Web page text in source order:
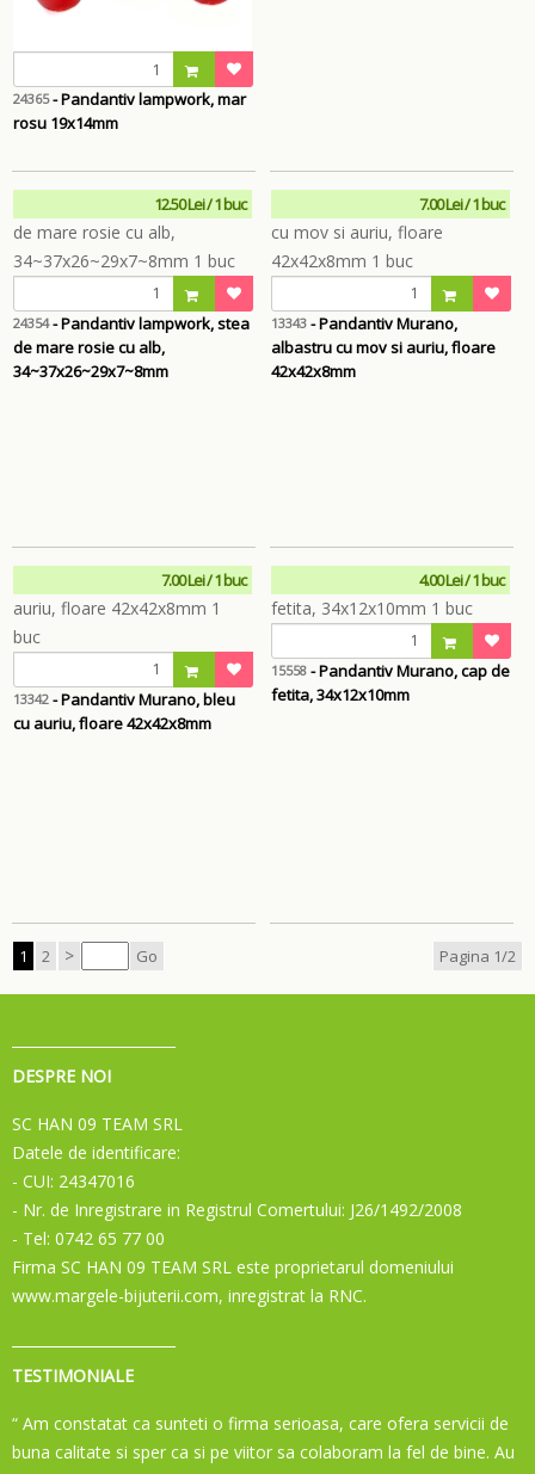
24365- Pandantiv lampwork, mar
rosu 19x14mm
12.50 Lei / 1 buc
24354- Pandantiv lampwork, stea
de mare rosie cu alb,
34~37x26~29x7~8mm
7.00 Lei / 1 buc
13343- Pandantiv Murano,
albastru cu mov si auriu, floare
42x42x8mm
7.00 Lei / 1 buc
13342 - Pandantiv Murano, bleu
cu auriu, floare 42x42x8mm
4.00 Lei / 1 buc
15558- Pandantiv Murano, cap de
fetita, 34x12x10mm
1 2 > Go Pagina 1/2
DESPRE NOI
SC HAN 09 TEAM SRL
Datele de identificare:
- CUI: 24347016
- Nr. de Inregistrare in Registrul Comertului: J26/1492/2008
- Tel: 0742 65 77 00
Firma SC HAN 09 TEAM SRL este proprietarul domeniului
www.margele-bijuterii.com, inregistrat la RNC.
TESTIMONIALE
“ Am constatat ca sunteti o firma serioasa, care ofera servicii de
buna calitate si sper ca si pe viitor sa colaboram la fel de bine. Au